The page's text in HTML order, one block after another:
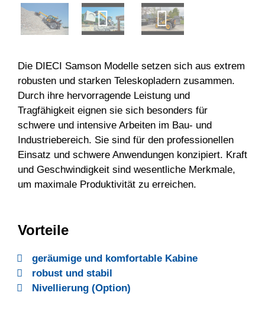
Die DIECI Samson Modelle setzen sich aus extrem
robusten und starken Teleskopladern zusammen.
Durch ihre hervorragende Leistung und
Tragfähigkeit eignen sie sich besonders für
schwere und intensive Arbeiten im Bau- und
Industriebereich. Sie sind für den professionellen
Einsatz und schwere Anwendungen konzipiert. Kraft
und Geschwindigkeit sind wesentliche Merkmale,
um maximale Produktivität zu erreichen.
Vorteile
geräumige und komfortable Kabine
robust und stabil
Nivellierung (Option)